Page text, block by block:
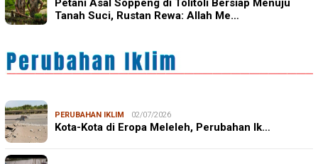
Petani Asal Soppeng di Tolitoli Bersiap Menuju
Tanah Suci, Rustan Rewa: Allah Me…
PERUBAHAN IKLIM 02/07/2026
Kota-Kota di Eropa Meleleh, Perubahan Ik…